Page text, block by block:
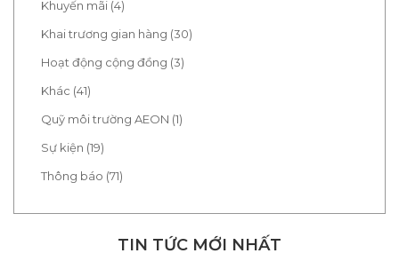
Khuyến mãi (4)
Khai trương gian hàng (30)
Hoạt động cộng đồng (3)
Khác (41)
Quỹ môi trường AEON (1)
Sự kiện (19)
Thông báo (71)
TIN TỨC MỚI NHẤT